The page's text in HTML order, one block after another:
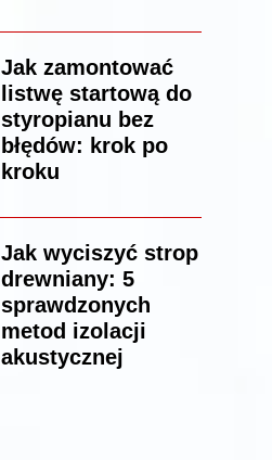
Jak zamontować
listwę startową do
styropianu bez
błędów: krok po
kroku
Jak wyciszyć strop
drewniany: 5
sprawdzonych
metod izolacji
akustycznej